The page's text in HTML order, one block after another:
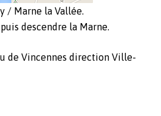
/ Marne la Val­lée.
descen­dre la Marne.
de Vin­cennes direc­tion Ville­